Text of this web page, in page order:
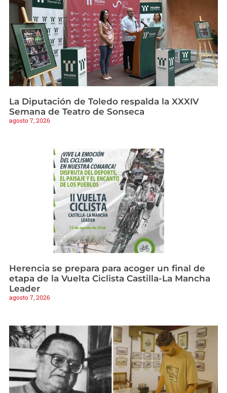
La Diputación de Toledo respalda la XXXIV
Semana de Teatro de Sonseca
agosto 7, 2026
Herencia se prepara para acoger un final de
etapa de la Vuelta Ciclista Castilla-La Mancha
Leader
agosto 7, 2026